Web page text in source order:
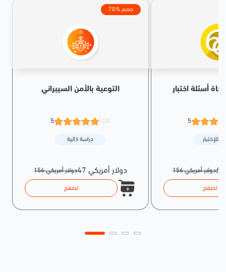
70% خصم
التوعية بالأمن السيبراني
5
دراسة ذاتية
156 دولار أمريكي 47 دولار أمريكي
تصفح
5
للإختبار
156 دولار أمريكي
تصفح